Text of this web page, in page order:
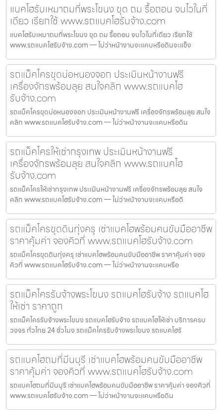
แบคโฮรับเหมาถมที่พระโขนง ขุด ถม รื้อถอน จบไวในที่
เดียว เรียกใช้ www.รถแบคโฮรับจ้าง.com
แบคโฮรับเหมาถมที่พระโขนง ขุด ถม รื้อถอน จบไวในที่เดียว เรียกใช้
www.รถแบคโฮรับจ้าง.com — ไม่ว่าหน้างานจะแคบหรือดินจะแข็ง
รถแม็คโครขุดบ่อหนองจอก ประเมินหน้างานฟรี
เครื่องจักรพร้อมลุย สนใจคลิก www.รถแบคโฮ
รับจ้าง.com
รถแม็คโครขุดบ่อหนองจอก ประเมินหน้างานฟรี เครื่องจักรพร้อมลุย สนใจ
คลิก www.รถแบคโฮรับจ้าง.com — ไม่ว่าหน้างานจะแคบหรือดิน
รถแม็คโครให้เช่ากรุงเทพ ประเมินหน้างานฟรี
เครื่องจักรพร้อมลุย สนใจคลิก www.รถแบคโฮ
รับจ้าง.com
รถแม็คโครให้เช่ากรุงเทพ ประเมินหน้างานฟรี เครื่องจักรพร้อมลุย สนใจ
คลิก www.รถแบคโฮรับจ้าง.com — ไม่ว่าหน้างานจะแคบหรือดิ
รถแม็คโครขุดดินทุ่งครุ เช่าแบคโฮพร้อมคนขับมืออาชีพ
ราคาคุ้มค่า จองคิวที่ www.รถแบคโฮรับจ้าง.com
รถแม็คโครขุดดินทุ่งครุ เช่าแบคโฮพร้อมคนขับมืออาชีพ ราคาคุ้มค่า จอง
คิวที่ www.รถแบคโฮรับจ้าง.com — ไม่ว่าหน้างานจะแคบหรือ
รถแม็คโครรับจ้างพระโขนง รถแบคโฮรับจ้าง รถแบคโฮ
ให้เช่า ราคาถูก
รถแม็คโครรับจ้างพระโขนง รถแบคโฮรับจ้าง รถแบคโฮให้เช่า บริการครบ
วงจร ทั่วไทย 24 ชั่วโมง รถแม็คโครรับจ้างพระโขนง รถแบคโฮรั
รถแบคโฮถมที่มีนบุรี เช่าแบคโฮพร้อมคนขับมืออาชีพ
ราคาคุ้มค่า จองคิวที่ www.รถแบคโฮรับจ้าง.com
รถแบคโฮถมที่มีนบุรี เช่าแบคโฮพร้อมคนขับมืออาชีพ ราคาคุ้มค่า จองคิวที่
www.รถแบคโฮรับจ้าง.com — ไม่ว่าหน้างานจะแคบหรือดิน